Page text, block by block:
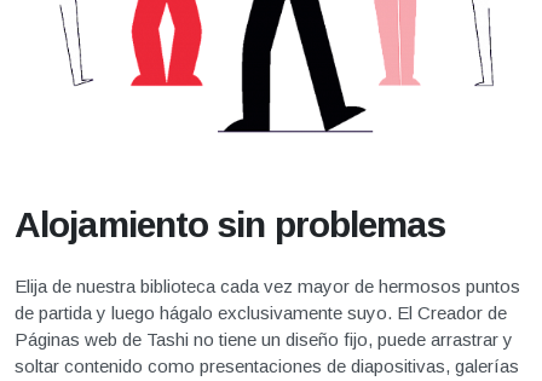
Alojamiento sin problemas
Elija de nuestra biblioteca cada vez mayor de hermosos puntos
de partida y luego hágalo exclusivamente suyo. El Creador de
Páginas web de Tashi no tiene un diseño fijo, puede arrastrar y
soltar contenido como presentaciones de diapositivas, galerías